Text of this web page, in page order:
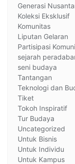
Generasi
Koleksi Eksklusif
Komunitas
Liputan Gelaran
Partisipasi
sejarah
seni budaya
Tantangan
Teknologi dan
Tiket
Tokoh Inspiratif
Tur Budaya
Uncategorized
Untuk Bisnis
Untuk Individu
Untuk Kampus